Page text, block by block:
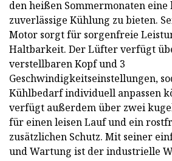
den heißen Sommermonaten
zuverlässige Kühlung zu bieten.
Motor sorgt für sorgenfreie
Haltbarkeit. Der Lüfter verfügt
verstellbaren Kopf und 3
Geschwindigkeitseinstellungen,
Kühlbedarf individuell anpassen
verfügt außerdem über zwei
für einen leisen Lauf und ein
zusätzlichen Schutz. Mit seiner
und Wartung ist der industrielle